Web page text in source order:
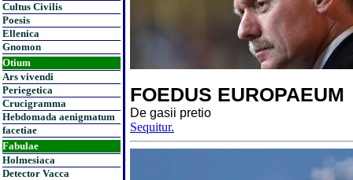
Cultus Civilis
Poesis
Ellenica
Gnomon
Otium
Ars vivendi
Periegetica
Crucigramma
Hebdomada aenigmatum
facetiae
Fabulae
Holmesiaca
Detector Vacca
FOEDUS EUROPAEUM
De gasii pretio
Sequitur.